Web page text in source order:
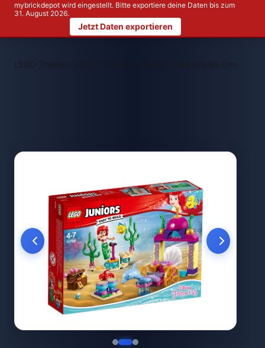
mybrickdepot wird eingestellt. Bitte exportiere deine Daten bis zum
31. August 2026.
Jetzt Daten exportieren
LEGO Themen > LEGO 10765 Arielles